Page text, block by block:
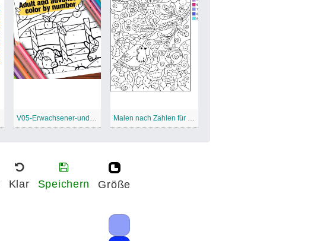
V05-Erwachsener-und-Fortgeschrittener-Malen-nach-Zahlen Malen nach Zahlen für Erwachsene
Klar Speichern Größe